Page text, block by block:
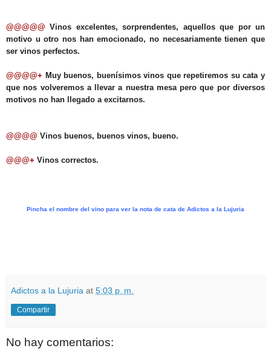
@@@@@ Vinos excelentes, sorprendentes, aquellos que por un
motivo u otro nos han emocionado, no necesariamente tienen que
ser vinos perfectos.
@@@@+ Muy buenos, buenísimos vinos que repetiremos su cata y
que nos volveremos a llevar a nuestra mesa pero que por diversos
motivos no han llegado a excitarnos.
@@@@ Vinos buenos, buenos vinos, bueno.
@@@+ Vinos correctos.
Pincha el nombre del vino para ver la nota de cata de Adictos a la Lujuria
Adictos a la Lujuria at 5:03 p. m.
Compartir
No hay comentarios: